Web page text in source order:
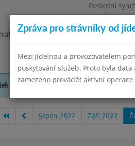
Poslední
Pondělí
škola Libá, okres Cheb,
Kontakty a informace
Srpen 2022 Září 2022
Zpráva pro strávníky od
Mezi jídelnou a provozovatelem
poskytování služeb. Proto byla
zamezeno provádět aktivní